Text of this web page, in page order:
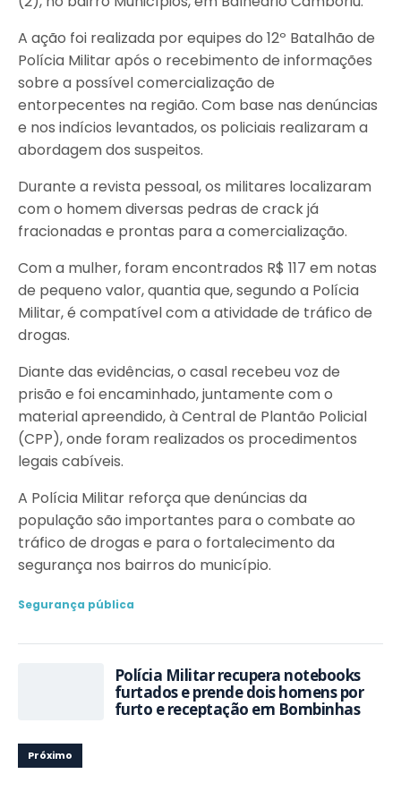
A ação foi realizada por equipes do 12º Batalhão de
Polícia Militar após o recebimento de informações
sobre a possível comercialização de
entorpecentes na região. Com base nas denúncias
e nos indícios levantados, os policiais realizaram a
abordagem dos suspeitos.
Durante a revista pessoal, os militares localizaram
com o homem diversas pedras de crack já
fracionadas e prontas para a comercialização.
Com a mulher, foram encontrados R$ 117 em notas
de pequeno valor, quantia que, segundo a Polícia
Militar, é compatível com a atividade de tráfico de
drogas.
Diante das evidências, o casal recebeu voz de
prisão e foi encaminhado, juntamente com o
material apreendido, à Central de Plantão Policial
(CPP), onde foram realizados os procedimentos
legais cabíveis.
A Polícia Militar reforça que denúncias da
população são importantes para o combate ao
tráfico de drogas e para o fortalecimento da
segurança nos bairros do município.
Segurança pública
Polícia Militar recupera notebooks
furtados e prende dois homens por
furto e receptação em Bombinhas
Próximo